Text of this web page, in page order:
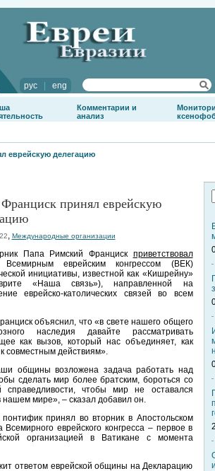
рус| eng
Комментарии и
анализ
еврейскую делегацию
принял еврейскую
, Международные организации
Папа Римский Франциск приветствовал
Всемирным еврейским конгрессом (ВЕК)
инициативы, известной как «Кишрейну»
«Наша связь»), направленной на
еврейско-католических связей во всем
объяснил, что «в свете нашего общего
наследия давайте рассматривать
как вызов, который нас объединяет, как
совместным действиям».
общины возложена задача работать над
сделать мир более братским, бороться со
чтобы мир не оставался
мире», – сказал добавил он.
принял во вторник в Апостольском
еврейского конгресса – первое в
организацией в Ватикане с момента
ответом еврейской общины на Декларацию